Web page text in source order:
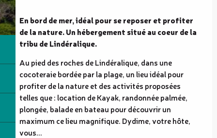
Description
En bord de mer, idéal pour se reposer et profiter
de la nature. Un hébergement situé au coeur de la
tribu de Lindéralique.
Au pied des roches de Lindéralique, dans une
cocoteraie bordée par la plage, un lieu idéal pour
profiter de la nature et des activités proposées
telles que : location de Kayak, randonnée palmée,
plongée, balade en bateau pour découvrir un
maximum ce lieu magnifique. Dydime, votre hôte,
vous...